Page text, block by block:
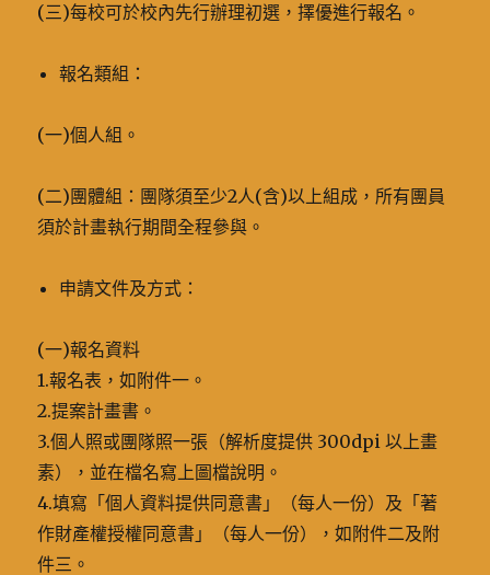
(三)每校可於校內先行辦理初選，擇優進行報名。
報名類組：
(一)個人組。
(二)團體組：團隊須至少2人(含)以上組成，所有團員
須於計畫執行期間全程參與。
申請文件及方式：
(一)報名資料
1.報名表，如附件一。
2.提案計畫書。
3.個人照或團隊照一張（解析度提供 300dpi 以上畫
素），並在檔名寫上圖檔說明。
4.填寫「個人資料提供同意書」（每人一份）及「著
作財產權授權同意書」（每人一份），如附件二及附
件三。